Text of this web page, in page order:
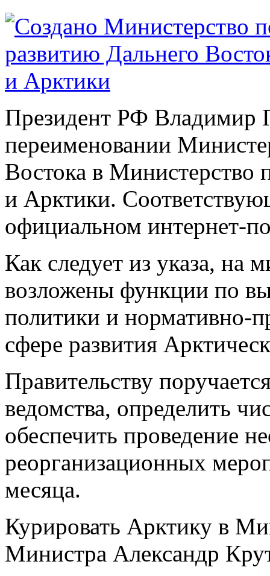
Президент РФ Владимир
переименовании
Востока в Министерство
и Арктики.
официальном интернет-
Как следует из указа, на
возложены функции по
политики и нормативно-
сфере развития
Правительству
ведомства, определить
обеспечить проведение
реорганизационных
месяца.
Курировать Арктику в
Министра Александр